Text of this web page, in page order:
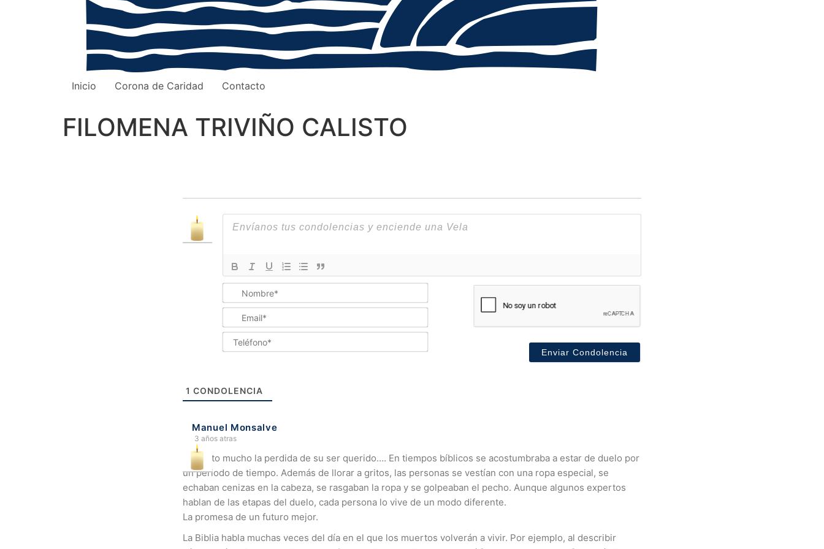
Inicio Corona de Caridad Contacto
FILOMENA TRIVIÑO CALISTO
1 CONDOLENCIA
Manuel Monsalve
3 años atras
Lamento mucho la perdida de su ser querido…. En tiempos bíblicos se acostumbraba a estar de duelo por
un periodo de tiempo. Además de llorar a gritos, las personas se vestían con una ropa especial, se
echaban cenizas en la cabeza, se rasgaban la ropa y se golpeaban el pecho. Aunque algunos expertos
hablan de las etapas del duelo, cada persona lo vive de un modo diferente.
La promesa de un futuro mejor.
La Biblia habla muchas veces del día en el que los muertos volverán a vivir. Por ejemplo, al describir